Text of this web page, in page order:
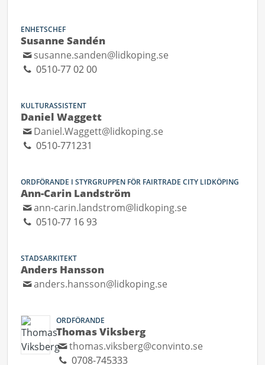
ENHETSCHEF
Susanne Sandén
susanne.sanden@lidkoping.se
0510-77 02 00
KULTURASSISTENT
Daniel Waggett
Daniel.Waggett@lidkoping.se
0510-771231
ORDFÖRANDE I STYRGRUPPEN FÖR FAIRTRADE CITY LIDKÖPING
Ann-Carin Landström
ann-carin.landstrom@lidkoping.se
0510-77 16 93
STADSARKITEKT
Anders Hansson
anders.hansson@lidkoping.se
ORDFÖRANDE
Thomas Viksberg
thomas.viksberg@convinto.se
0708-745333